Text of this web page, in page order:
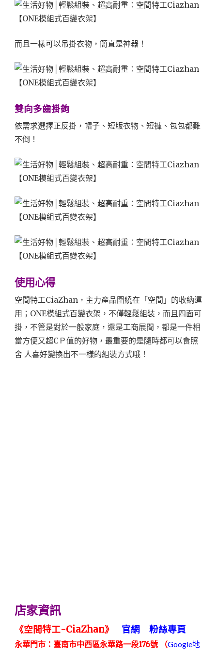
而且一樣可以吊掛衣物，簡直是神器！
雙向多齒掛鉤
依需求選擇正反掛，帽子、短版衣物、短褲、包包都難
不倒！
使用心得
空間特工CiaZhan，主力產品圍繞在「空間」的收納運
用；ONE模組式百變衣架，不僅輕鬆組裝，而且四面可
掛，不管是對於一般家庭，還是工商展間，都是一件相
當方便又超CＰ值的好物，最重要的是隨時都可以食照
舍 人喜好變換出不一樣的組裝方式哦！
店家資訊
《空間特工-CiaZhan》 官網 粉絲專頁
永華門市：臺南市中西區永華路一段176號 （Google地